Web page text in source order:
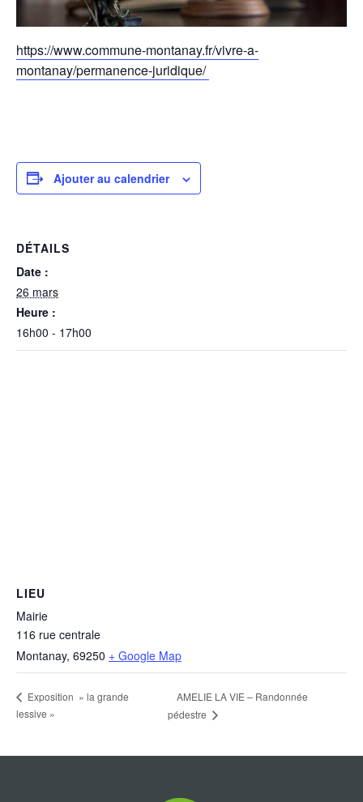
https://www.commune-montanay.fr/vivre-a-
montanay/permanence-juridique/
Ajouter au calendrier
DÉTAILS
Date :
26 mars
Heure :
16h00 - 17h00
LIEU
Mairie
116 rue centrale
Montanay, 69250 + Google Map
Exposition » la grande
lessive »
AMELIE LA VIE – Randonnée
pédestre